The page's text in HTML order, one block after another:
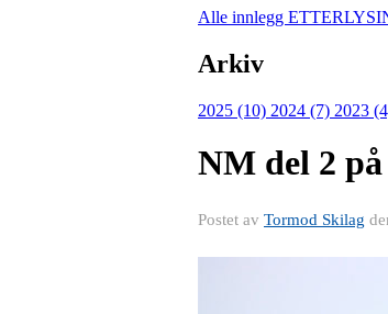
Alle innlegg
Arkiv
2025 (10) 2024 (7) 2023
NM del 2
Postet av Tormod Skilag